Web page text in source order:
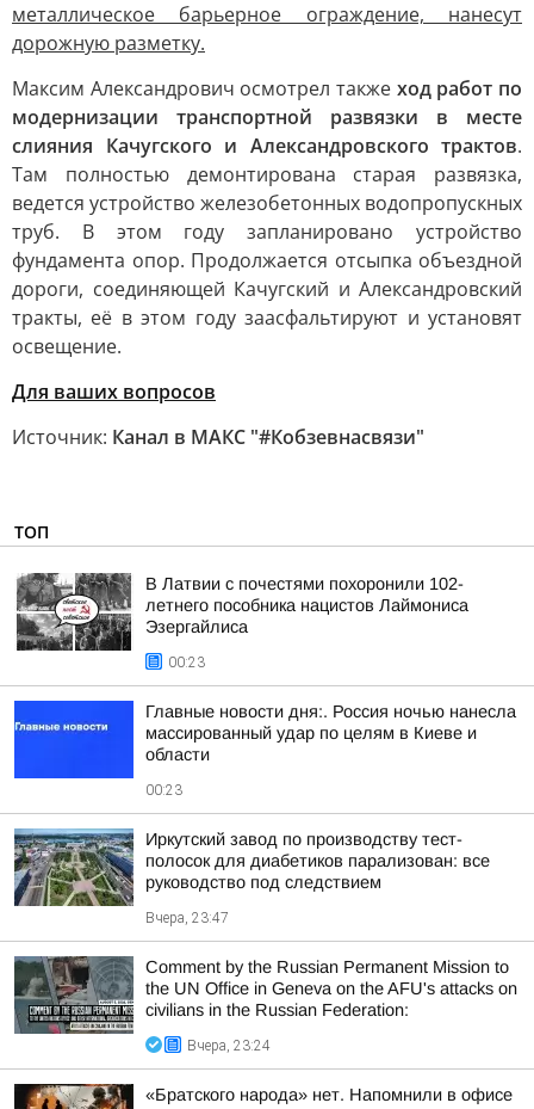
металлическое барьерное ограждение, нанесут
дорожную разметку.
Максим Александрович осмотрел также ход работ по
модернизации транспортной развязки в месте
слияния Качугского и Александровского трактов.
Там полностью демонтирована старая развязка,
ведется устройство железобетонных водопропускных
труб. В этом году запланировано устройство
фундамента опор. Продолжается отсыпка объездной
дороги, соединяющей Качугский и Александровский
тракты, её в этом году заасфальтируют и установят
освещение.
Для ваших вопросов
Источник: Канал в МАКС "#Кобзевнасвязи"
ТОП
В Латвии с почестями похоронили 102-
летнего пособника нацистов Лаймониса
Эзергайлиса
00:23
Главные новости дня:. Россия ночью нанесла
массированный удар по целям в Киеве и
области
00:23
Иркутский завод по производству тест-
полосок для диабетиков парализован: все
руководство под следствием
Вчера, 23:47
Comment by the Russian Permanent Mission to
the UN Office in Geneva on the AFU's attacks on
civilians in the Russian Federation:
Вчера, 23:24
«Братского народа» нет. Напомнили в офисе